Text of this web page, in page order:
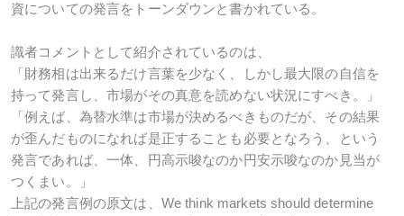
資についての発言をトーンダウンと書かれている。
識者コメントとして紹介されているのは、
「財務相は出来るだけ言葉を少なく、しかし最大限の自信を
持って発言し、市場がその真意を読めない状況にすべき。」
「例えば、為替水準は市場が決めるべきものだが、その結果
が歪んだものになれば是正することも必要となろう、という
発言であれば、一体、円高示唆なのか円安示唆なのか見当が
つくまい。」
上記の発言例の原文は、We think markets should determine